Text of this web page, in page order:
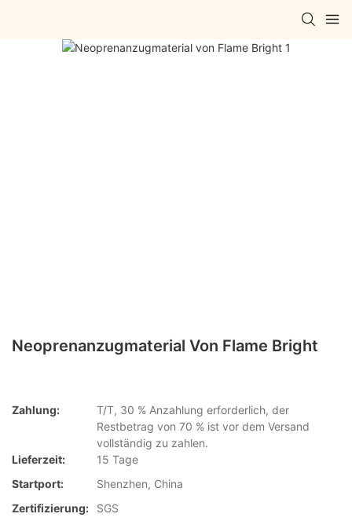
Neoprenanzugmaterial Von Flame Bright
Zahlung:
T/T, 30 % Anzahlung erforderlich, der
Restbetrag von 70 % ist vor dem Versand
vollständig zu zahlen.
Lieferzeit:
15 Tage
Startport:
Shenzhen, China
Zertifizierung:
SGS